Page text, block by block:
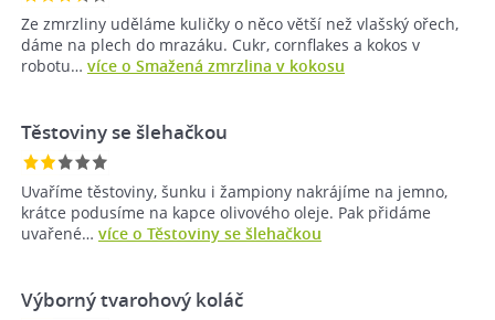
Ze zmrzliny uděláme kuličky o něco větší než vlašský ořech,
dáme na plech do mrazáku. Cukr, cornflakes a kokos v
robotu… více o Smažená zmrzlina v kokosu
Těstoviny se šlehačkou
Uvaříme těstoviny, šunku i žampiony nakrájíme na jemno,
krátce podusíme na kapce olivového oleje. Pak přidáme
uvařené… více o Těstoviny se šlehačkou
Výborný tvarohový koláč